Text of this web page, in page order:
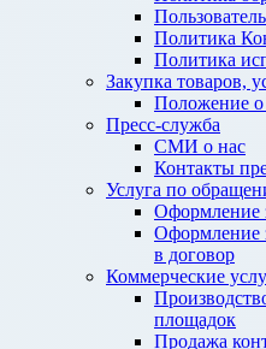
Политика
Политика
Закупка товаров,
Положение о
Пресс-служба
СМИ о нас
Контакты
Услуга по
Оформление
Оформление
в договор
Коммерческие
площадок
Продажа